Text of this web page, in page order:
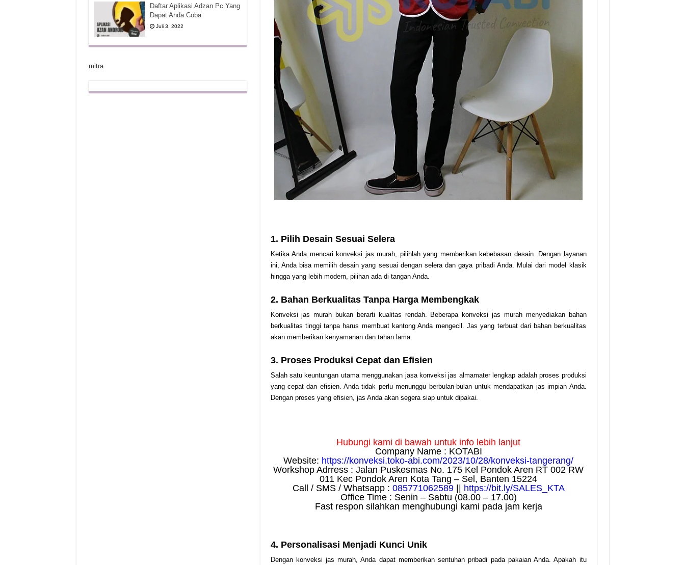
1. Pilih Desain Sesuai Selera
Ketika Anda mencari konveksi jas murah, pilihlah yang memberikan kebebasan desain. Dengan layanan
ini, Anda bisa memilih desain yang sesuai dengan selera dan gaya pribadi Anda. Mulai dari model klasik
hingga yang lebih modern, pilihan ada di tangan Anda.
2. Bahan Berkualitas Tanpa Harga Membengkak
Konveksi jas murah bukan berarti kualitas rendah. Beberapa konveksi jas murah menyediakan bahan
berkualitas tinggi tanpa harus membuat kantong Anda mengecil. Jas yang terbuat dari bahan berkualitas
akan memberikan kenyamanan dan tahan lama.
3. Proses Produksi Cepat dan Efisien
Salah satu keuntungan utama menggunakan jasa konveksi jas almamater lengkap adalah proses produksi
yang cepat dan efisien. Anda tidak perlu menunggu berbulan-bulan untuk mendapatkan jas impian Anda.
Dengan proses yang efisien, jas Anda akan segera siap untuk dipakai.
Hubungi kami di bawah untuk info lebih lanjut
Company Name : KOTABI
Website: https://konveksi.toko-abi.com/2023/10/28/konveksi-tangerang/
Workshop Adrress : Jalan Puskesmas No. 175 Kel Pondok Aren RT 002 RW
011 Kec Pondok Aren Kota Tang – Sel, Banten 15224
Call / SMS / Whatsapp : 085771062589||
https://bit.ly/SALES_KTA
Office Time : Senin – Sabtu (08.00 – 17.00)
Fast respon silahkan menghubungi kami pada jam kerja
4. Personalisasi Menjadi Kunci Unik
Dengan konveksi jas murah, Anda dapat memberikan sentuhan pribadi pada pakaian Anda. Apakah itu
Daftar Aplikasi Adzan Pc Yang
Dapat Anda Coba
Juli 3, 2022
mitra